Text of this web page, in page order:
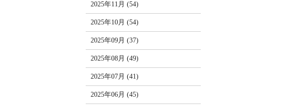
2025年11月 (54)
2025年10月 (54)
2025年09月 (37)
2025年08月 (49)
2025年07月 (41)
2025年06月 (45)